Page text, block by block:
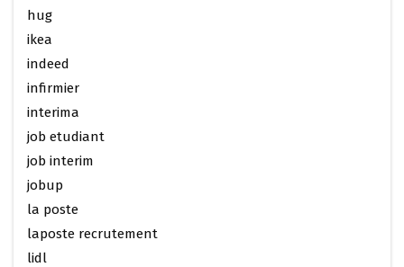
hug
ikea
indeed
infirmier
interima
job etudiant
job interim
jobup
la poste
laposte recrutement
lidl